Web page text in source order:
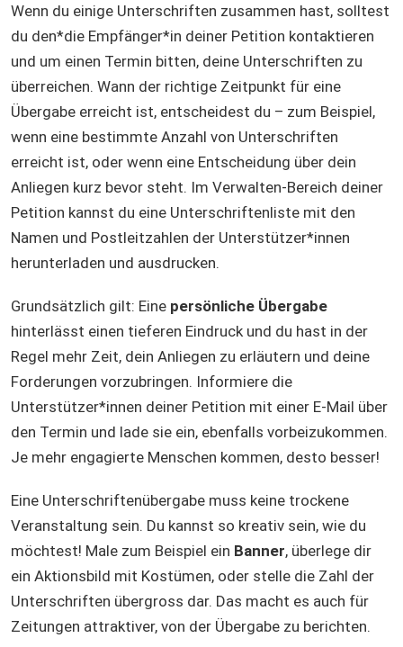
Wenn du einige Unterschriften zusammen hast, solltest
du den*die Empfänger*in deiner Petition kontaktieren
und um einen Termin bitten, deine Unterschriften zu
überreichen. Wann der richtige Zeitpunkt für eine
Übergabe erreicht ist, entscheidest du – zum Beispiel,
wenn eine bestimmte Anzahl von Unterschriften
erreicht ist, oder wenn eine Entscheidung über dein
Anliegen kurz bevor steht. Im Verwalten-Bereich deiner
Petition kannst du eine Unterschriftenliste mit den
Namen und Postleitzahlen der Unterstützer*innen
herunterladen und ausdrucken.
Grundsätzlich gilt: Eine persönliche Übergabe
hinterlässt einen tieferen Eindruck und du hast in der
Regel mehr Zeit, dein Anliegen zu erläutern und deine
Forderungen vorzubringen. Informiere die
Unterstützer*innen deiner Petition mit einer E-Mail über
den Termin und lade sie ein, ebenfalls vorbeizukommen.
Je mehr engagierte Menschen kommen, desto besser!
Eine Unterschriftenübergabe muss keine trockene
Veranstaltung sein. Du kannst so kreativ sein, wie du
möchtest! Male zum Beispiel ein Banner, überlege dir
ein Aktionsbild mit Kostümen, oder stelle die Zahl der
Unterschriften übergross dar. Das macht es auch für
Zeitungen attraktiver, von der Übergabe zu berichten.